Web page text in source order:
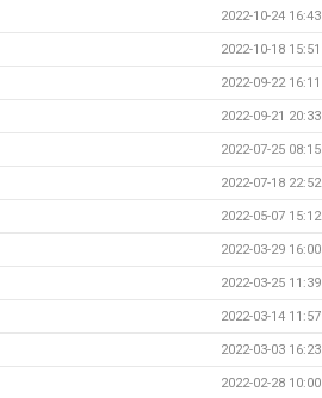
2022-10-24 16:43
2022-10-18 15:51
2022-09-22 16:11
2022-09-21 20:33
2022-07-25 08:15
2022-07-18 22:52
2022-05-07 15:12
2022-03-29 16:00
2022-03-25 11:39
2022-03-14 11:57
2022-03-03 16:23
2022-02-28 10:00